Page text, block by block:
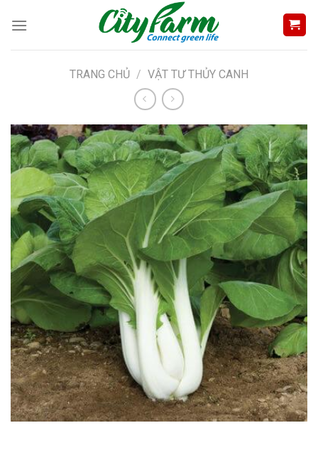
TRANG CHỦ / VẬT TƯ THỦY CANH